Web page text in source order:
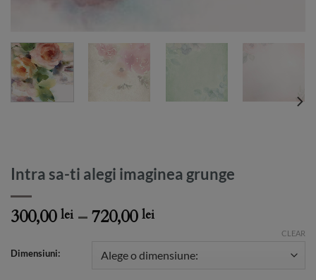
Intra sa-ti alegi imaginea grunge
300,00 lei –720,00 leiPrice
300,00 lei
through
Dimensiuni:
CLEAR